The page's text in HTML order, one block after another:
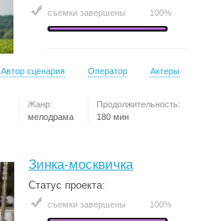
съемки завершены 100%
Автор сценария Оператор Актеры
Жанр:
мелодрама
Продолжительность:
180 мин
Зинка-москвичка
Статус проекта:
съемки завершены 100%